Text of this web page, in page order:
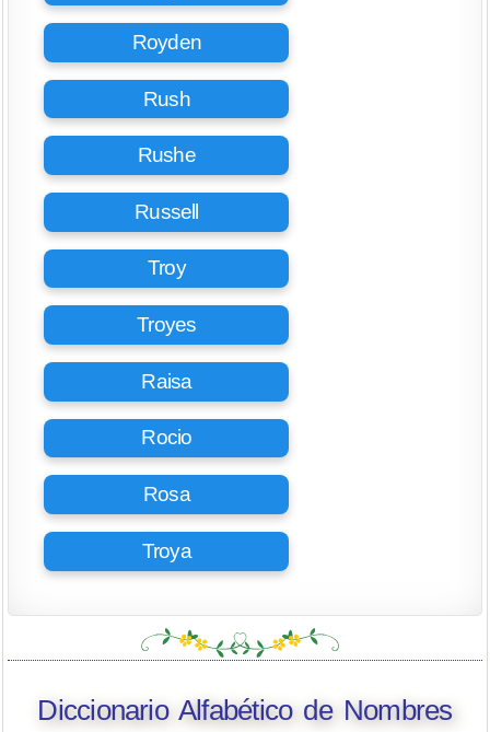
Royden
Rush
Rushe
Russell
Troy
Troyes
Raisa
Rocio
Rosa
Troya
Diccionario Alfabético de Nombres